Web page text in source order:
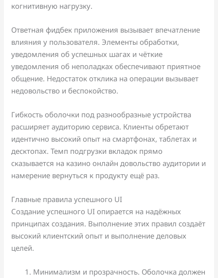
когнитивную нагрузку.
Ответная фидбек приложения вызывает впечатление
влияния у пользователя. Элементы обработки,
уведомления об успешных шагах и чёткие
уведомления об неполадках обеспечивают приятное
общение. Недостаток отклика на операции вызывает
недовольство и беспокойство.
Гибкость оболочки под разнообразные устройства
расширяет аудиторию сервиса. Клиенты обретают
идентично высокий опыт на смартфонах, таблетах и
десктопах. Темп подгрузки вкладок прямо
сказывается на казино онлайн довольство аудитории и
намерение вернуться к продукту ещё раз.
Главные правила успешного UI
Создание успешного UI опирается на надёжных
принципах создания. Выполнение этих правил создаёт
высокий клиентский опыт и выполнение деловых
целей.
Минимализм и прозрачность. Оболочка должен